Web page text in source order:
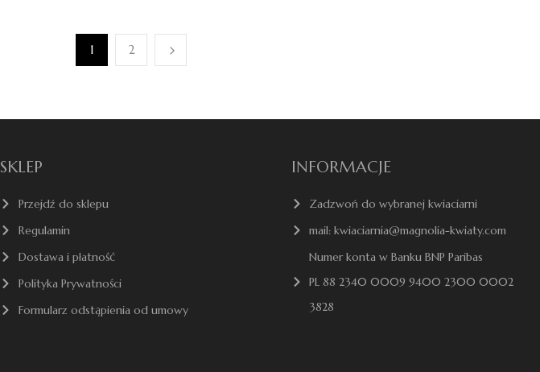
1 2
SKLEP
Przejdź do sklepu
Regulamin
Dostawa i płatność
Polityka Prywatności
Formularz odstąpienia od umowy
INFORMACJE
Zadzwoń do wybranej kwiaciarni
mail: kwiaciarnia@magnolia-kwiaty.com
Numer konta w Banku BNP Paribas
PL 88 2340 0009 9400 2300 0002
3828